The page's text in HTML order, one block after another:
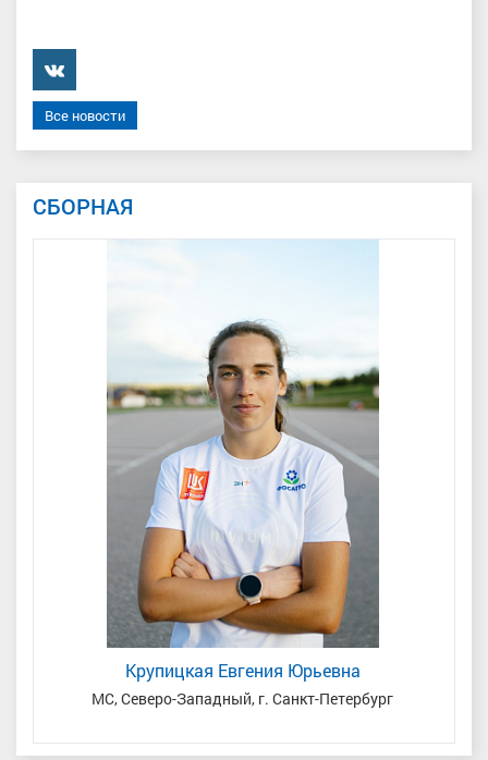
���������
Все новости
СБОРНАЯ
Крупицкая Евгения Юрьевна
МС, Северо-Западный, г. Санкт-Петербург